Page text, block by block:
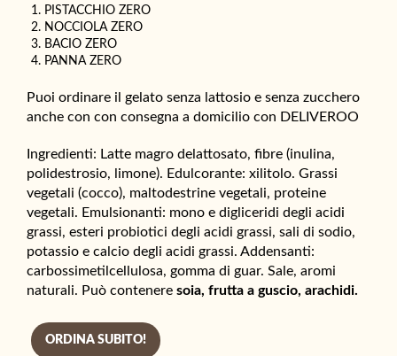
PISTACCHIO ZERO
NOCCIOLA ZERO
BACIO ZERO
PANNA ZERO
Puoi ordinare il gelato senza lattosio e senza zucchero
anche con con consegna a domicilio con DELIVEROO
Ingredienti: Latte magro delattosato, fibre (inulina,
polidestrosio, limone). Edulcorante: xilitolo. Grassi
vegetali (cocco), maltodestrine vegetali, proteine
vegetali. Emulsionanti: mono e digliceridi degli acidi
grassi, esteri probiotici degli acidi grassi, sali di sodio,
potassio e calcio degli acidi grassi. Addensanti:
carbossimetilcellulosa, gomma di guar. Sale, aromi
naturali. Può contenere soia, frutta a guscio, arachidi.
ORDINA SUBITO!